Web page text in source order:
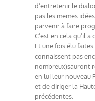
d’entretenir le
pas les memes
parvenir à faire
C’est en cela qu’il a
Et une fois élu
connaissent pas
nombreux)sauront
en lui leur nouveau
et de diriger la
précédentes.